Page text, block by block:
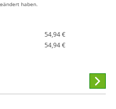
haben.
54,94 €
54,94 €